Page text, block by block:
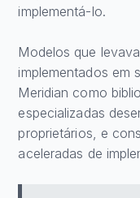
implementá-lo.
Modelos que
implementados em
Meridian como
especializadas
proprietários, e
aceleradas de